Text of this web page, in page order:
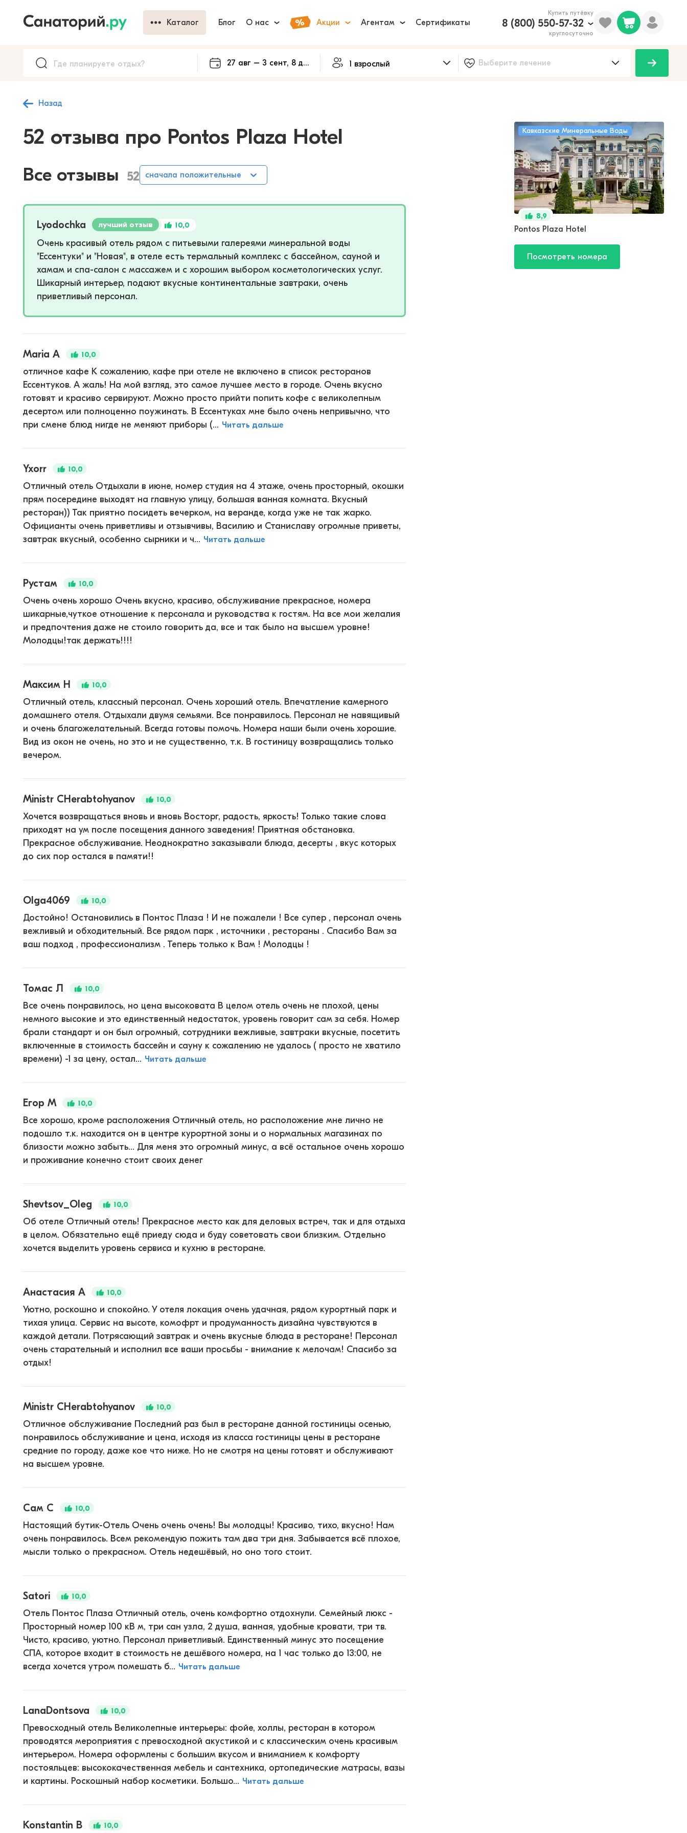
Каталог Блог О нас Акции Агентам Сертификаты
Купить путёвку
8 (800) 550-57-32
круглосуточно
Назад
52 отзыва про Pontos Plaza Hotel
Все отзывы 52 сначала положительные
Lyodochka лучший отзыв 10,0
Очень красивый отель рядом с питьевыми галереями минеральной воды
"Ессентуки" и "Новая", в отеле есть термальный комплекс с бассейном, сауной и
хамам и спа-салон с массажем и с хорошим выбором косметологических услуг.
Шикарный интерьер, подают вкусные континентальные завтраки, очень
приветливый персонал.
Maria A 10,0
отличное кафе К сожалению, кафе при отеле не включено в список ресторанов
Ессентуков. А жаль! На мой взгляд, это самое лучшее место в городе. Очень вкусно
готовят и красиво сервируют. Можно просто прийти попить кофе с великолепным
десертом или полноценно поужинать. В Ессентуках мне было очень непривычно, что
при смене блюд нигде не меняют приборы (... Читать дальше
Yxorr 10,0
Отличный отель Отдыхали в июне, номер студия на 4 этаже, очень просторный, окошки
прям посередине выходят на главную улицу, большая ванная комната. Вкусный
ресторан)) Так приятно посидеть вечерком, на веранде, когда уже не так жарко.
Официанты очень приветливы и отзывчивы, Василию и Станиславу огромные приветы,
завтрак вкусный, особенно сырники и ч... Читать дальше
Рустам 10,0
Очень очень хорошо Очень вкусно, красиво, обслуживание прекрасное, номера
шикарные,чуткое отношение к персонала и руководства к гостям. На все мои желалия
и предпочтения даже не стоило говорить да, все и так было на высшем уровне!
Молодцы!так держать!!!!
Максим Н 10,0
Отличный отель, классный персонал. Очень хороший отель. Впечатление камерного
домашнего отеля. Отдыхали двумя семьями. Все понравилось. Персонал не навящивый
и очень благожелательный. Всегда готовы помочь. Номера наши были очень хорошие.
Вид из окон не очень, но это и не существенно, т.к. В гостиницу возвращались только
вечером.
Ministr CHerabtohyanov 10,0
Хочется возвращаться вновь и вновь Восторг, радость, яркость! Только такие слова
приходят на ум после посещения данного заведения! Приятная обстановка.
Прекрасное обслуживание. Неоднократно заказывали блюда, десерты , вкус которых
до сих пор остался в памяти!!
Olga4069 10,0
Достойно! Остановились в Понтос Плаза ! И не пожалели ! Все супер , персонал очень
вежливый и обходительный. Все рядом парк , источники , рестораны . Спасибо Вам за
ваш подход , профессионализм . Теперь только к Вам ! Молодцы !
Томас Л 10,0
Все очень понравилось, но цена высоковата В целом отель очень не плохой, цены
немного высокие и это единственный недостаток, уровень говорит сам за себя. Номер
брали стандарт и он был огромный, сотрудники вежливые, завтраки вкусные, посетить
включенные в стоимость бассейн и сауну к сожалению не удалось ( просто не хватило
времени) -1 за цену, остал... Читать дальше
Егор М 10,0
Все хорошо, кроме расположения Отличный отель, но расположение мне лично не
подошло т.к. находится он в центре курортной зоны и о нормальных магазинах по
близости можно забыть... Для меня это огромный минус, а всё остальное очень хорошо
и проживание конечно стоит своих денег
Shevtsov_Oleg 10,0
Об отеле Отличный отель! Прекрасное место как для деловых встреч, так и для отдыха
в целом. Обязательно ещё приеду сюда и буду советовать свои близким. Отдельно
хочется выделить уровень сервиса и кухню в ресторане.
Анастасия А 10,0
Уютно, роскошно и спокойно. У отеля локация очень удачная, рядом курортный парк и
тихая улица. Сервис на высоте, комофрт и продуманность дизайна чувствуются в
каждой детали. Потрясающий завтрак и очень вкусные блюда в ресторане! Персонал
очень старательный и исполнил все ваши просьбы - внимание к мелочам! Спасибо за
отдых!
Ministr CHerabtohyanov 10,0
Отличное обслуживание Последний раз был в ресторане данной гостиницы осенью,
понравилось обслуживание и цена, исходя из класса гостиницы цены в ресторане
средние по городу, даже кое что ниже. Но не смотря на цены готовят и обслуживают
на высшем уровне.
Сам С 10,0
Настоящий бутик-Отель Очень очень очень! Вы молодцы! Красиво, тихо, вкусно! Нам
очень понравилось. Всем рекомендую пожить там два три дня. Забывается всё плохое,
мысли только о прекрасном. Отель недешёвый, но оно того стоит.
Satori 10,0
Отель Понтос Плаза Отличный отель, очень комфортно отдохнули. Семейный люкс -
Просторный номер 100 кВ м, три сан узла, 2 душа, ванная, удобные кровати, три тв.
Чисто, красиво, уютно. Персонал приветливый. Единственный минус это посещение
СПА, которое входит в стоимость не дешёвого номера, на 1 час только до 13:00, не
всегда хочется утром помешать б... Читать дальше
LanaDontsova 10,0
Превосходный отель Великолепные интерьеры: фойе, холлы, ресторан в котором
проводятся мероприятия с превосходной акустикой и с классическим очень красивым
интерьером. Номера оформлены с большим вкусом и вниманием к комфорту
постояльцев: высококачественная мебель и сантехника, ортопедические матрасы, вазы
и картины. Роскошный набор косметики. Большо... Читать дальше
Konstantin B 10,0
Кавказские Минеральные Воды
8,9
Pontos Plaza Hotel
Посмотреть номера